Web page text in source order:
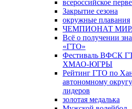
всероссийское
Закрытие сезона
окружные плавания
ЧЕМПИОНАТ
Всё о получении
«ГТО»
Фестиваль ВФСК
ХМАО-ЮГРЫ
Рейтинг ГТО по
автономному
лидеров
золотая медалька